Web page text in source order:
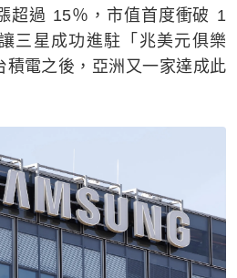
超過 15％，市值首度衝破 1
三星成功進駐「兆美元俱樂
積電之後，亞洲又一家達成此